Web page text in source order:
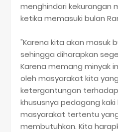
menghindari kekurangan
ketika memasuki bulan
"Karena kita akan masuk
sehingga diharapkan
Karena memang minyak
oleh masyarakat kita
ketergantungan
khususnya pedagang
masyarakat tertentu
membutuhkan. Kita